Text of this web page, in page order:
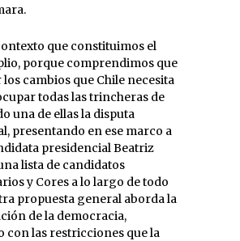
que constituimos el
porque comprendimos que
cambios que Chile necesita
todas las trincheras de
una de ellas la disputa
presentando en ese marco a
presidencial Beatriz
lista de candidatos
y Cores a lo largo de todo
propuesta general aborda la
de la democracia,
con las restricciones que la